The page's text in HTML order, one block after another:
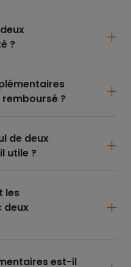
?
?
de deux
utile ?
les
deux
est-il